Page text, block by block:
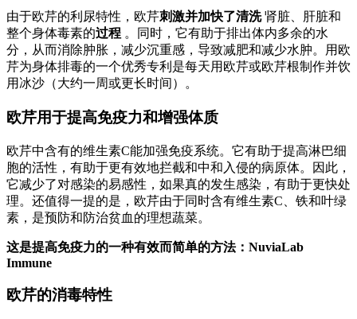
由于欧芹的利尿特性，欧芹刺激并加快了清洗肾脏、肝脏和
整个身体毒素的过程 。同时，它有助于排出体内多余的水
分，从而消除肿胀，减少沉重感，导致减肥和减少水肿。用欧
芹为身体排毒的一个优秀专利是每天用欧芹或欧芹根制作并饮
用冰沙（大约一周或更长时间）。
欧芹用于提高免疫力和增强体质
欧芹中含有的维生素C能加强免疫系统。它有助于提高淋巴细
胞的活性，有助于更有效地拦截和中和入侵的病原体。因此，
它减少了对感染的易感性，如果真的发生感染，有助于更快处
理。还值得一提的是，欧芹由于同时含有维生素C、铁和叶绿
素，是预防和防治贫血的理想蔬菜。
这是提高免疫力的一种有效而简单的方法：NuviaLab
Immune
欧芹的消毒特性